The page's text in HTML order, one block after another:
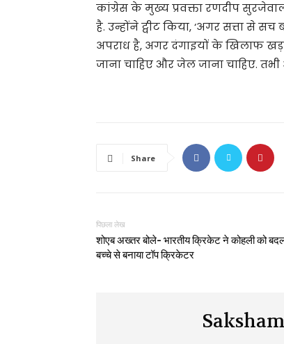
कांग्रेस के मुख्य प्रवक्ता रणदीप
है. उन्होंने ट्वीट किया, ‘अगर सत्ता से
अपराध है, अगर दंगाइयों के खिलाफ
जाना चाहिए और जेल जाना चाहिए.
Share
पिछला लेख
शोएब अख्तर बोले- भारतीय क्रिकेट ने कोहली को
बच्चे से बनाया टॉप क्रिकेटर